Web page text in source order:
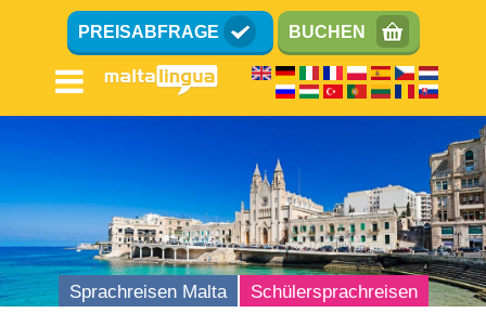
PREISABFRAGE BUCHEN
Sprachreisen Malta Schülersprachreisen